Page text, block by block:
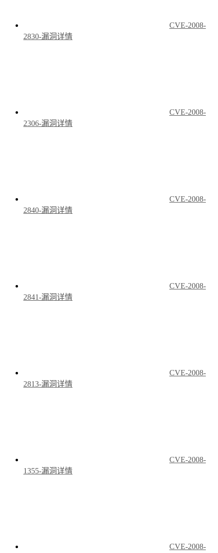
CVE-2008-
2830-漏洞详情
CVE-2008-
2306-漏洞详情
CVE-2008-
2840-漏洞详情
CVE-2008-
2841-漏洞详情
CVE-2008-
2813-漏洞详情
CVE-2008-
1355-漏洞详情
CVE-2008-